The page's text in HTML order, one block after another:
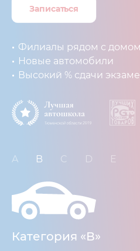
Записаться
Филиалы рядом с домом
Новые автомобили
Высокий % сдачи
Категория «В»
A B C D E